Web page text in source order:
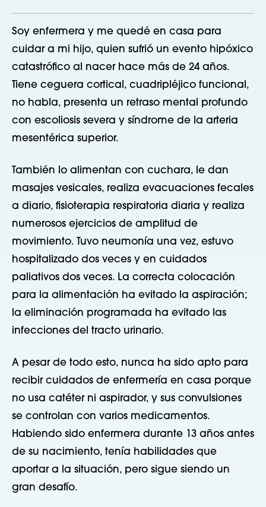
Soy enfermera y me quedé en casa para
cuidar a mi hijo, quien sufrió un evento hipóxico
catastrófico al nacer hace más de 24 años.
Tiene ceguera cortical, cuadripléjico funcional,
no habla, presenta un retraso mental profundo
con escoliosis severa y síndrome de la arteria
mesentérica superior.
También lo alimentan con cuchara, le dan
masajes vesicales, realiza evacuaciones fecales
a diario, fisioterapia respiratoria diaria y realiza
numerosos ejercicios de amplitud de
movimiento. Tuvo neumonía una vez, estuvo
hospitalizado dos veces y en cuidados
paliativos dos veces. La correcta colocación
para la alimentación ha evitado la aspiración;
la eliminación programada ha evitado las
infecciones del tracto urinario.
A pesar de todo esto, nunca ha sido apto para
recibir cuidados de enfermería en casa porque
no usa catéter ni aspirador, y sus convulsiones
se controlan con varios medicamentos.
Habiendo sido enfermera durante 13 años antes
de su nacimiento, tenía habilidades que
aportar a la situación, pero sigue siendo un
gran desafío.